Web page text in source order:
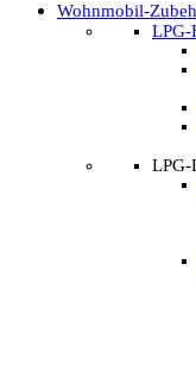
Wohnmobil-
LPG-
LPG-